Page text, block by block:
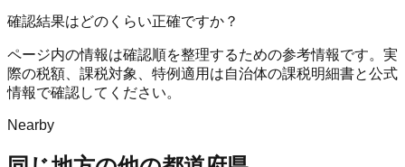
確認結果はどのくらい正確ですか？
ページ内の情報は確認順を整理するための参考情報です。実
際の税額、課税対象、特例適用は自治体の課税明細書と公式
情報で確認してください。
Nearby